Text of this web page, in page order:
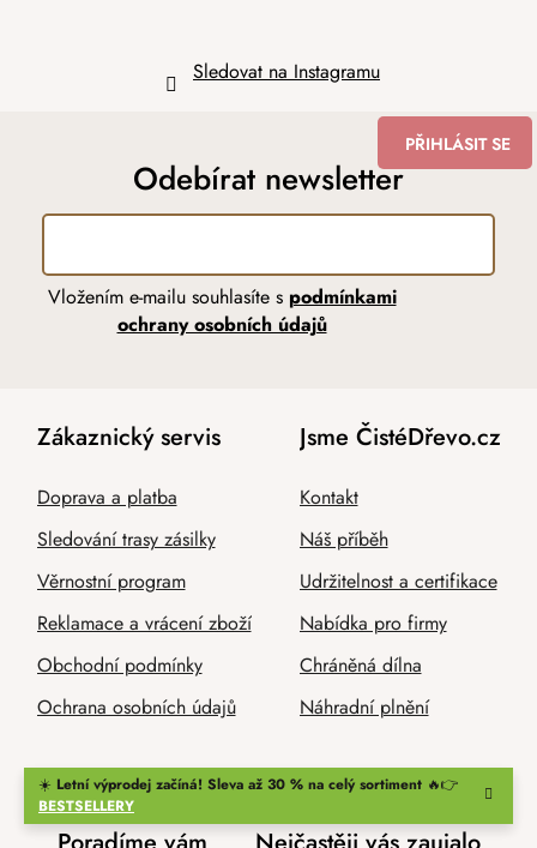
☀️ Letní výprodej začíná! Sleva až 30 % na celý sortiment 🔥👉
BESTSELLERY
Sledovat na Instagramu
Odebírat newsletter
Vložením e-mailu souhlasíte s podmínkami
ochrany osobních údajů
PŘIHLÁSIT SE
Zákaznický servis
Doprava a platba
Sledování trasy zásilky
Věrnostní program
Reklamace a vrácení zboží
Obchodní podmínky
Ochrana osobních údajů
Jsme ČistéDřevo.cz
Kontakt
Náš příběh
Udržitelnost a certifikace
Nabídka pro firmy
Chráněná dílna
Náhradní plnění